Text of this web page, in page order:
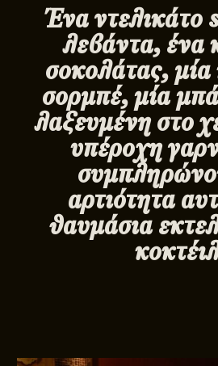
Ένα ντελικάτο
λεβάντα, ένα
σοκολάτας,
σορμπέ, μία
λαξευμένη στο
υπέροχη
αρτιότητα
θαυμάσια